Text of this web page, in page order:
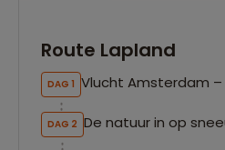
Route Lapland
DAG 1 Vlucht Amsterdam –
DAG 2 De natuur in op